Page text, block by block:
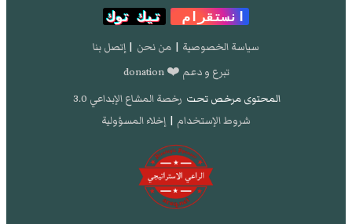
انستقرام
تيك توك
سياسة الخصوصية | من نحن | إتصل بنا
تبرع و دعم ❤️ donation
المحتوى مرخص تحت رخصة المشاع الإبداعي 3.0
شروط الإستخدام | إخلاء المسؤولية